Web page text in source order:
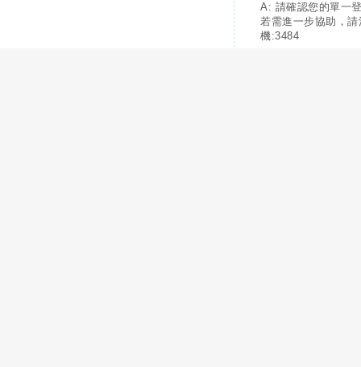
A: 請確認您的單一
若需進一步協助，
機:3484